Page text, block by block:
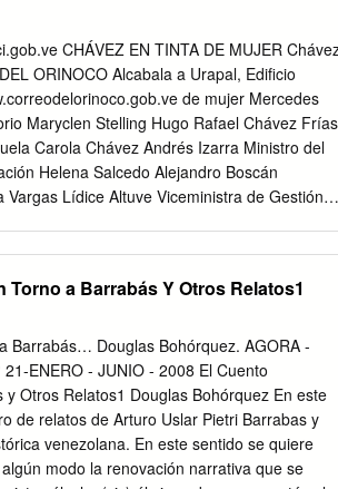
RENAREC Red Nacional de
Padilla Herrera, Magdalena Donoso,
Estibaliz Táboas Pazos IEET Instituto de
a quienes han compartido sus testimonios
Nohra Padilla, Isabel Martínez, Ediciones
Marisol Espinoza,
Paula Vargas, Liseth Suspes,
autor: 056904 Quito: Laura Guanoluisa,
CHÁVEZ EN TINTA DE MUJER
ORINOCO Alcabala a Urapal, Edificio
de mujer Mercedes
Maryclen Stelling Hugo Rafael Chávez Frías
Carola Chávez Andrés Izarra Ministro del
Helena Salcedo Alejandro Boscán
Lídice Altuve Viceministra de Gestión
6 Agosto, 2012. Impreso en la
Nacional y Gaceta Oficial PRESENTACIÓN
la tiene nombre de mujer. Nuestra
igual, en femenino. Lo femenino permea
la liberación de nuestros pueblos, escribie-
Sáenz, Juana Azurduy, Luisa
Campos, Josefa Ca- mejo, entre
cam- bios socio-políticos y culturales, tiene
a Barrabás Y Otros Relatos1
Barrabás… Douglas Bohórquez. AGORA -
ENERO - JUNIO - 2008 El Cuento
Otros Relatos1 Douglas Bohórquez En este
de relatos de Arturo Uslar Pietri Barrabas y
venezolana. En este sentido se quiere
modo la renovación narrativa que se